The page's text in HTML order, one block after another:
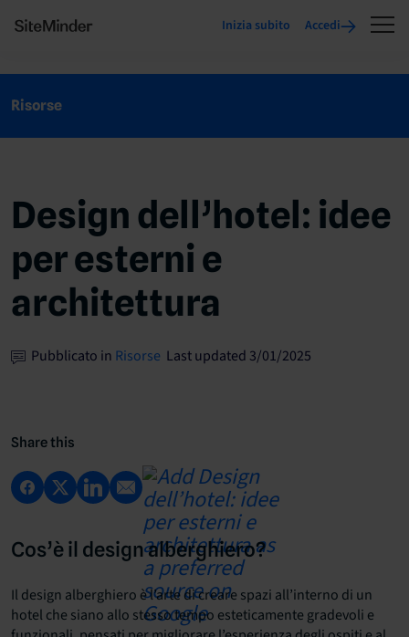
Inizia subito Accedi
Risorse
Design dell’hotel: idee
per esterni e
architettura
Pubblicato in Risorse Last updated 3/01/2025
Share this
Cos’è il design alberghiero?
Il design alberghiero è l’arte di creare spazi all’interno di un
hotel che siano allo stesso tempo esteticamente gradevoli e